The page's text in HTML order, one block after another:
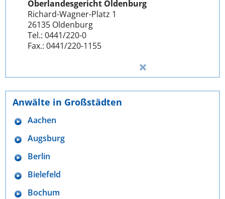
Oberlandesgericht Oldenburg
Richard-Wagner-Platz 1
26135 Oldenburg
Tel.: 0441/220-0
Fax.: 0441/220-1155
Anwälte in Großstädten
Aachen
Augsburg
Berlin
Bielefeld
Bochum